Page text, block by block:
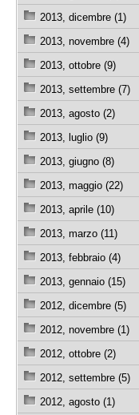
2013, dicembre (1)
2013, novembre (4)
2013, ottobre (9)
2013, settembre (7)
2013, agosto (2)
2013, luglio (9)
2013, giugno (8)
2013, maggio (22)
2013, aprile (10)
2013, marzo (11)
2013, febbraio (4)
2013, gennaio (15)
2012, dicembre (5)
2012, novembre (1)
2012, ottobre (2)
2012, settembre (5)
2012, agosto (1)